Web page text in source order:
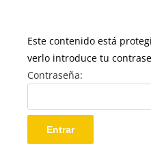
Este contenido está
verlo introduce tu
Contraseña: